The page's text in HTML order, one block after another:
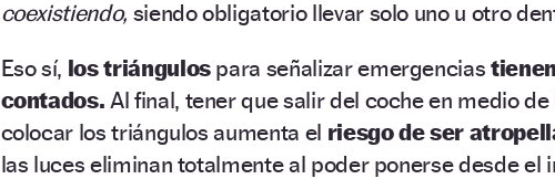
coexistiendo, siendo obligatorio llevar solo uno u otro
Eso sí, los triángulos para señalizar emergencias
contados. Al final, tener que salir del coche en medio
colocar los triángulos aumenta el riesgo de ser
las luces eliminan totalmente al poder ponerse desde el